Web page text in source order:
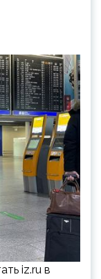
iz.ru в